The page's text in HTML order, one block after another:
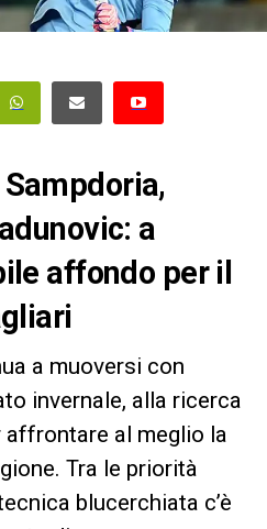
a
affondo per il
a muoversi con
invernale, alla ricerca
al meglio la
Tra le priorità
blucerchiata c’è